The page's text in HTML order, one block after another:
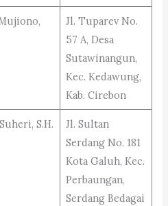
Jl. Tuparev No.
57 A, Desa
Sutawinangun,
Kec. Kedawung,
Kab. Cirebon
S.H.
Jl. Sultan
Serdang No. 181
Kota Galuh, Kec.
Perbaungan,
Serdang Bedagai